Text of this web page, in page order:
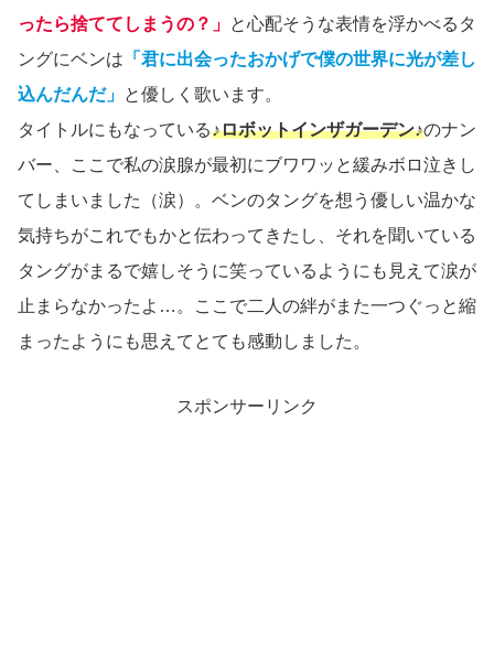
ったら捨ててしまうの？」 と心配そうな表情を浮かべるタ
ングにベンは 「君に出会ったおかげで僕の世界に光が差し
込んだんだ」 と優しく歌います。
タイトルにもなっている♪ロボットインザガーデン♪のナン
バー、ここで私の涙腺が最初にブワワッと緩みボロ泣きし
てしまいました（涙）。ベンのタングを想う優しい温かな
気持ちがこれでもかと伝わってきたし、それを聞いている
タングがまるで嬉しそうに笑っているようにも見えて涙が
止まらなかったよ…。ここで二人の絆がまた一つぐっと縮
まったようにも思えてとても感動しました。
スポンサーリンク